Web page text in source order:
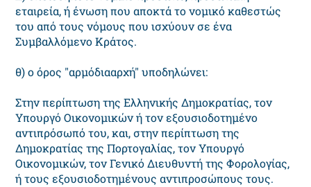
εταιρεία, ή ένωση που αποκτά το νομικό καθεστώς
του από τους νόμους που ισχύουν σε ένα
Συμβαλλόμενο Κράτος.
θ) ο όρος "αρμόδιααρχή" υποδηλώνει:
Στην περίπτωση της Ελληνικής Δημοκρατίας, τον
Υπουργό Οικονομικών ή τον εξουσιοδοτημένο
αντιπρόσωπό του, και, στην περίπτωση της
Δημοκρατίας της Πορτογαλίας, τον Υπουργό
Οικονομικών, τον Γενικό Διευθυντή της Φορολογίας,
ή τους εξουσιοδοτημένους αντιπροσώπους τους.